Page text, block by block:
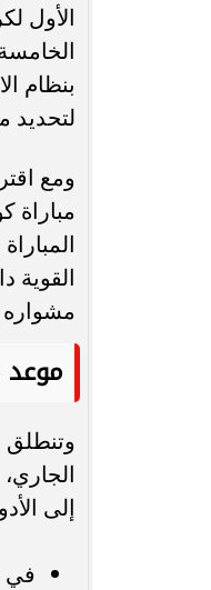
الأول
بنظام
لتحديد
ومع
مباراة
القوية
موعد
إلى